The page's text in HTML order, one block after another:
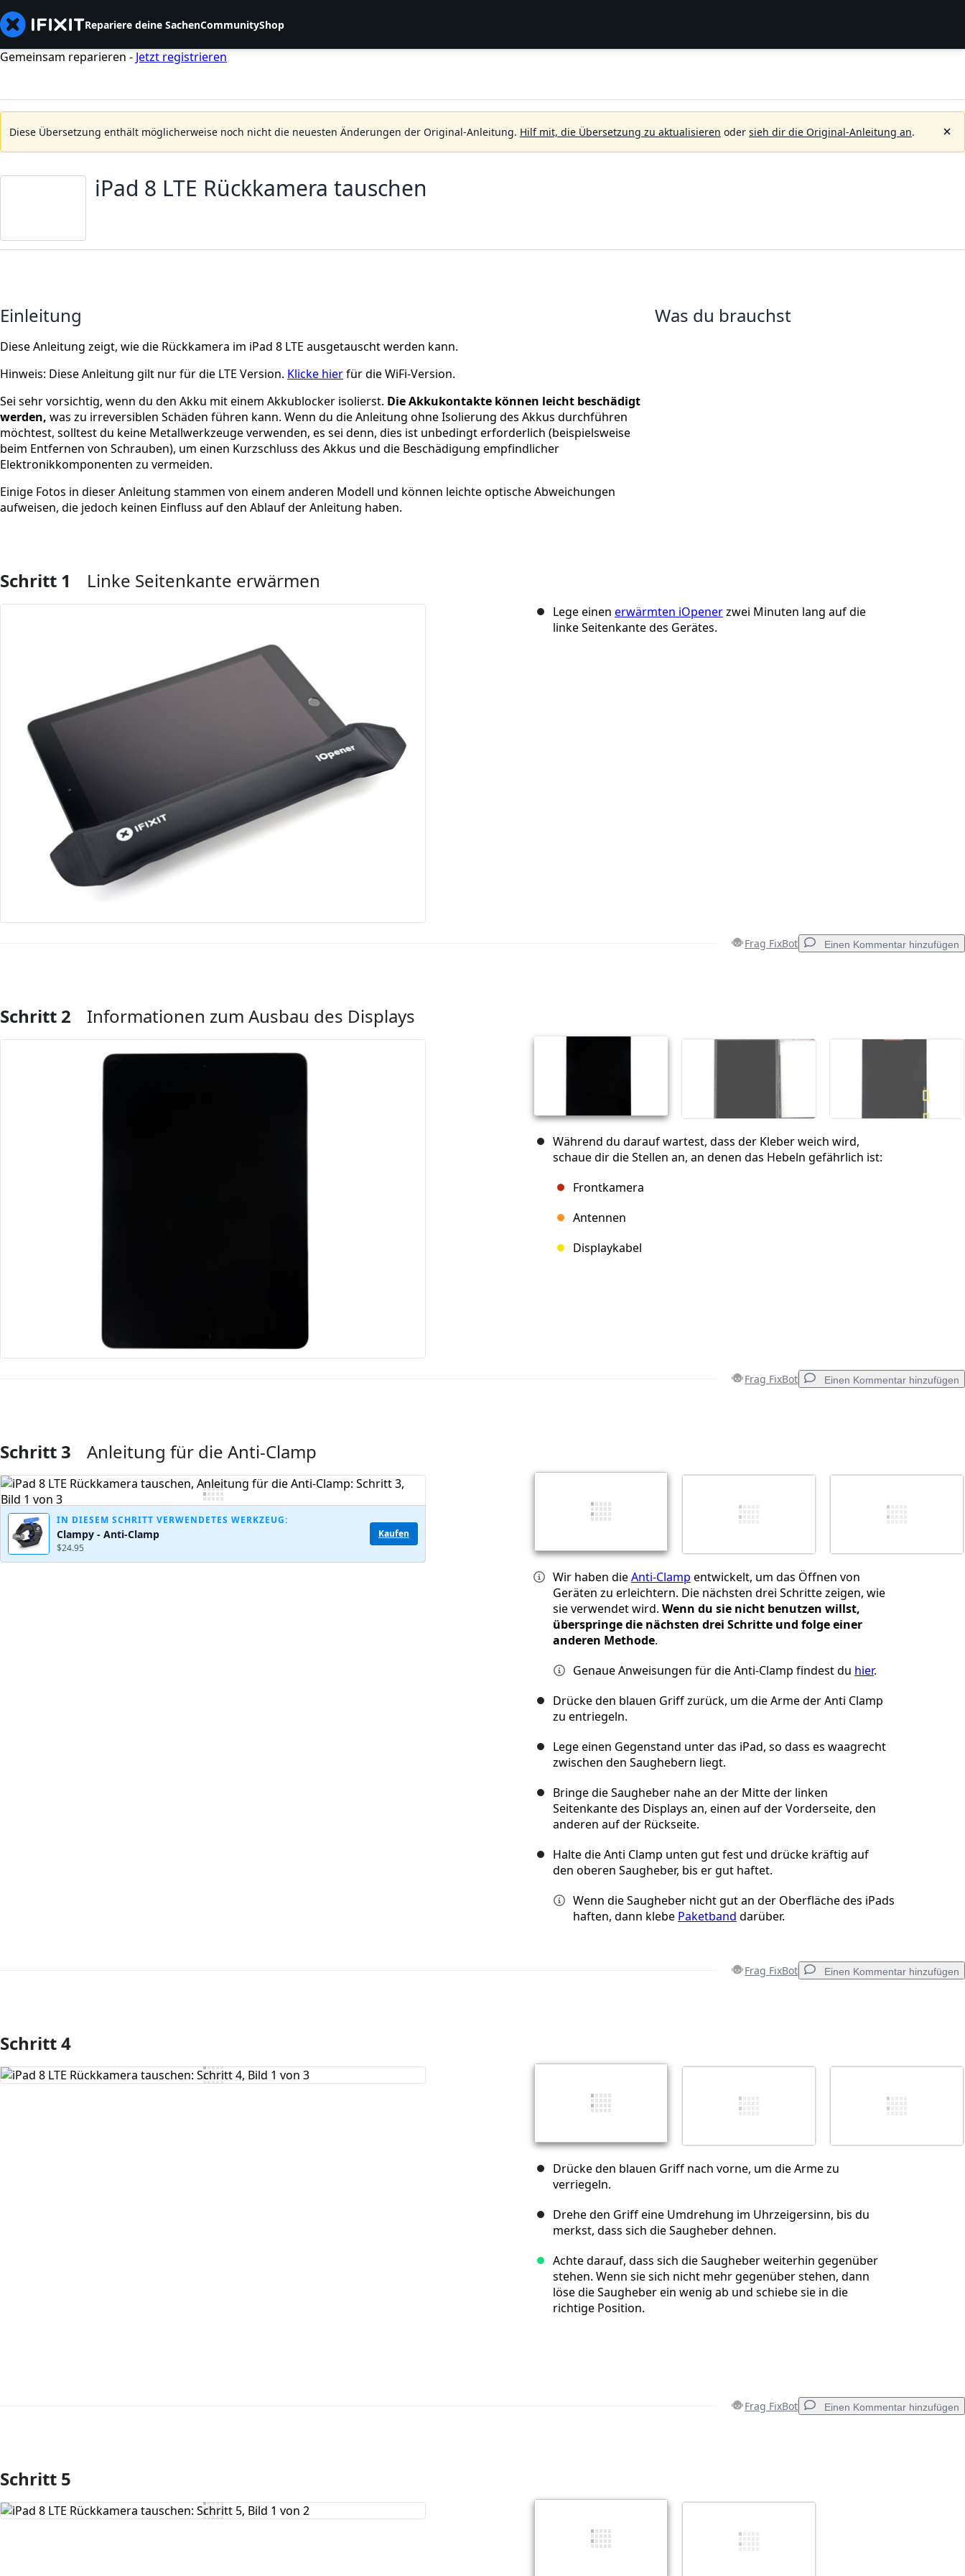
Repariere deine SachenCommunityShop
Gemeinsam reparieren - Jetzt registrieren
Diese Übersetzung enthält möglicherweise noch nicht die neuesten Änderungen der Original-Anleitung. Hilf mit, die Übersetzung zu aktualisieren oder sieh dir die Original-Anleitung an.
iPad 8 LTE Rückkamera tauschen
Einleitung
Diese Anleitung zeigt, wie die Rückkamera im iPad 8 LTE ausgetauscht werden kann.
Hinweis: Diese Anleitung gilt nur für die LTE Version. Klicke hierfür die WiFi-Version.
Sei sehr vorsichtig, wenn du den Akku mit einem Akkublocker isolierst. Die Akkukontakte können leicht beschädigt
werden, was zu irreversiblen Schäden führen kann. Wenn du die Anleitung ohne Isolierung des Akkus durchführen
möchtest, solltest du keine Metallwerkzeuge verwenden, es sei denn, dies ist unbedingt erforderlich (beispielsweise
beim Entfernen von Schrauben), um einen Kurzschluss des Akkus und die Beschädigung empfindlicher
Elektronikkomponenten zu vermeiden.
Einige Fotos in dieser Anleitung stammen von einem anderen Modell und können leichte optische Abweichungen
aufweisen, die jedoch keinen Einfluss auf den Ablauf der Anleitung haben.
Was du brauchst
Schritt 1 Linke Seitenkante erwärmen
Lege einen erwärmten iOpenerzwei Minuten lang auf die
linke Seitenkante des Gerätes.
Frag FixBot Einen Kommentar hinzufügen
Kommentar hinzufügen
Schritt 2 Informationen zum Ausbau des Displays
Während du darauf wartest, dass der Kleber weich wird,
schaue dir die Stellen an, an denen das Hebeln gefährlich ist:
Frontkamera
Antennen
Displaykabel
Frag FixBot Einen Kommentar hinzufügen
Kommentar hinzufügen
Kommentieren
Schritt 3 Anleitung für die Anti-Clamp
IN DIESEM SCHRITT VERWENDETES WERKZEUG:
Clampy - Anti-Clamp
$24.95
Kaufen
Wir haben dieAnti-Clamp entwickelt, um das Öffnen von
Geräten zu erleichtern. Die nächsten drei Schritte zeigen, wie
sie verwendet wird. Wenn du sie nicht benutzen willst,
überspringe die nächsten drei Schritte und folge einer
anderen Methode.
Genaue Anweisungen für die Anti-Clamp findest du hier.
Drücke den blauen Griff zurück, um die Arme der Anti Clamp
zu entriegeln.
Lege einen Gegenstand unter das iPad, so dass es waagrecht
zwischen den Saughebern liegt.
Bringe die Saugheber nahe an der Mitte der linken
Seitenkante des Displays an, einen auf der Vorderseite, den
anderen auf der Rückseite.
Halte die Anti Clamp unten gut fest und drücke kräftig auf
den oberen Saugheber, bis er gut haftet.
Wenn die Saugheber nicht gut an der Oberfläche des iPads
haften, dann klebe Paketband darüber.
Frag FixBot Einen Kommentar hinzufügen
Kommentar hinzufügen
Kommentieren
Schritt 4
Drücke den blauen Griff nach vorne, um die Arme zu
verriegeln.
Drehe den Griff eine Umdrehung im Uhrzeigersinn, bis du
merkst, dass sich die Saugheber dehnen.
Achte darauf, dass sich die Saugheber weiterhin gegenüber
stehen. Wenn sie sich nicht mehr gegenüber stehen, dann
löse die Saugheber ein wenig ab und schiebe sie in die
richtige Position.
Frag FixBot Einen Kommentar hinzufügen
Kommentar hinzufügen
Schritt 5